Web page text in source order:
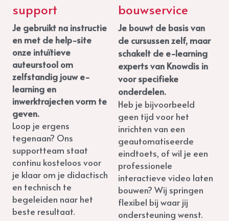
support
Je gebruikt na instructie
en met de help-site
onze intuïtieve
auteurstool om
zelfstandig jouw e-
learning en
inwerktrajecten vorm te
geven.
Loop je ergens
tegenaan? Ons
supportteam staat
continu kosteloos voor
je klaar om je didactisch
en technisch te
begeleiden naar het
beste resultaat.
bouwservice
Je bouwt de basis van
de cursussen zelf, maar
schakelt de e-learning
experts van Knowdis in
voor specifieke
onderdelen.
Heb je bijvoorbeeld
geen tijd voor het
inrichten van een
geautomatiseerde
eindtoets, of wil je een
professionele
interactieve video laten
bouwen? Wij springen
flexibel bij waar jij
ondersteuning wenst.